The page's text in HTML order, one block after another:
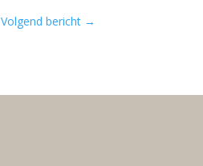
Volgend bericht→